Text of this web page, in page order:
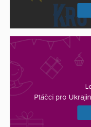
Ptáčci pro